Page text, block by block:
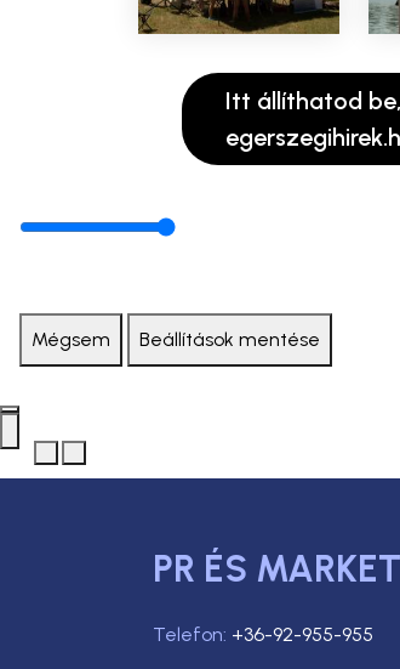
Itt állíthatod
Mégsem Beállítások mentése
PR ÉS
Telefon: +36-92-955-955